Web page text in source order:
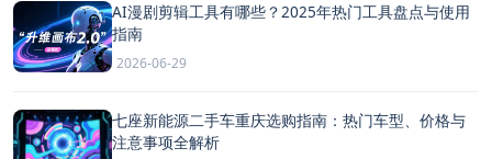
AI漫剧剪辑工具有哪些？2025年热门工具盘点与使用
指南
2026-06-29
七座新能源二手车重庆选购指南：热门车型、价格与
注意事项全解析